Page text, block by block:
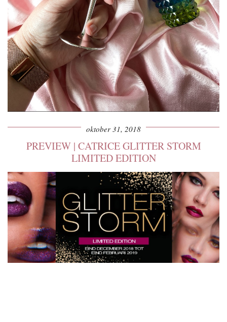
oktober 31, 2018
PREVIEW | CATRICE GLITTER STORM
LIMITED EDITION